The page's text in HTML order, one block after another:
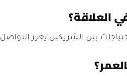
بين الشريكين يعزز